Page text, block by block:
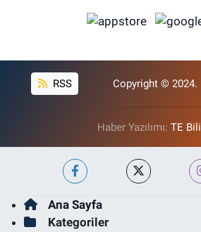
RSS Copyright © 2024.
Haber Yazılımı: TE
Ana Sayfa
Kategoriler